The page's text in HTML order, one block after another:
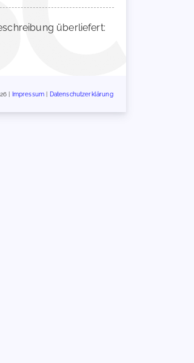
überliefert:
| Impressum Datenschutzerklärung